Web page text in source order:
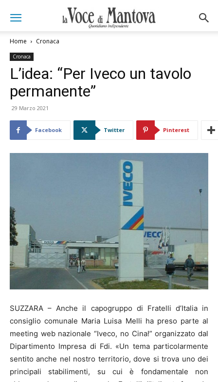
Home Cronaca
Cronaca
L’idea: “Per Iveco un tavolo
permanente”
29 Marzo 2021
Facebook Twitter Pinterest
SUZZARA – Anche il capogruppo di Fratelli d’Italia in
consiglio comunale Maria Luisa Melli ha preso parte al
meeting web nazionale “Iveco, no Cina!” organizzato dal
Dipartimento Impresa di Fdi. «Un tema particolarmente
sentito anche nel nostro territorio, dove si trova uno dei
principali stabilimenti, su cui è fondamentale non